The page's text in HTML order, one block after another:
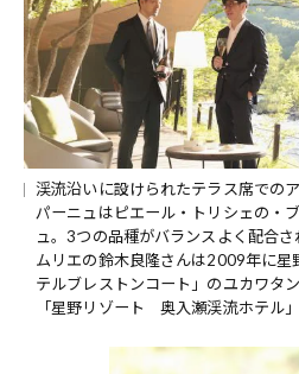
渓流沿いに設けられたテラス席での
パーニュはピエール・トリシェの・
ュ。3つの品種がバランスよく配合
ムリエの鈴木良隆さんは2009年に星
テルブレストンコート」のユカワタ
「星野リゾート 奥入瀬渓流ホテル